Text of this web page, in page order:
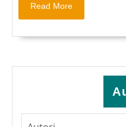
presentazione
del
libro
Read More